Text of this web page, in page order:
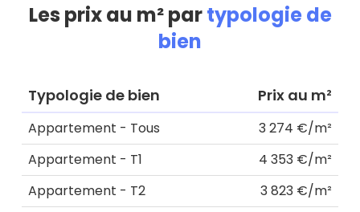
Les prix au m² partypologie de
bien
Typologie de bien Prix au m²
Appartement - Tous
3 274 €/m²
Appartement - T1
4 353 €/m²
Appartement - T2
3 823 €/m²